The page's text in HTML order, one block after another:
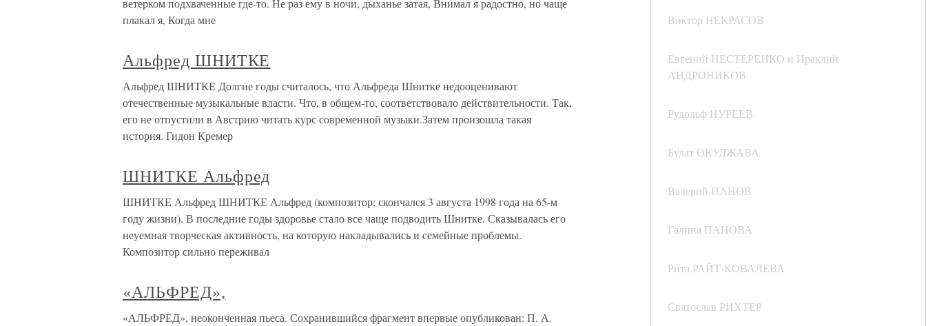
Виктор НЕКРАСОВ
Евгений НЕСТЕРЕНКО и Ираклий
АНДРОНИКОВ
Рудольф НУРЕЕВ
Булат ОКУДЖАВА
Валерий ПАНОВ
Галина ПАНОВА
Рита РАЙТ-КОВАЛЕВА
Святослав РИХТЕР
ветерком подхваченные где-то. Не раз ему в ночи, дыханье затая, Внимал я радостно, но чаще
плакал я, Когда мне
Альфред ШНИТКЕ
Альфред ШНИТКЕ Долгие годы считалось, что Альфреда Шнитке недооценивают
отечественные музыкальные власти. Что, в общем-то, соответствовало действительности. Так,
его не отпустили в Австрию читать курс современной музыки.Затем произошла такая
история. Гидон Кремер
ШНИТКЕ Альфред
ШНИТКЕ Альфред ШНИТКЕ Альфред (композитор; скончался 3 августа 1998 года на 65-м
году жизни). В последние годы здоровье стало все чаще подводить Шнитке. Сказывалась его
неуемная творческая активность, на которую накладывались и семейные проблемы.
Композитор сильно переживал
«АЛЬФРЕД»,
«АЛЬФРЕД», неоконченная пьеса. Сохранившийся фрагмент впервые опубликован: П. А.